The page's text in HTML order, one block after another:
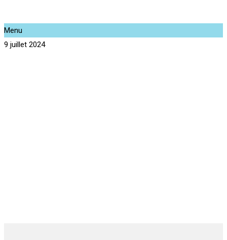
Menu
9 juillet 2024